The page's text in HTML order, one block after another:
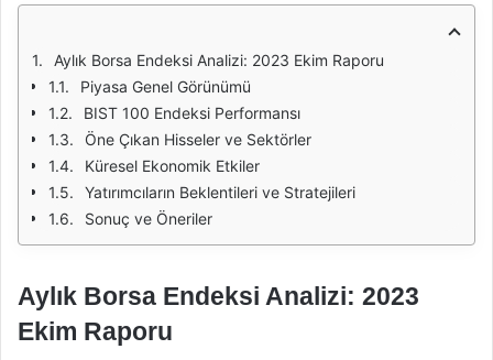
Aylık Borsa Endeksi Analizi: 2023 Ekim Raporu
Piyasa Genel Görünümü
BIST 100 Endeksi Performansı
Öne Çıkan Hisseler ve Sektörler
Küresel Ekonomik Etkiler
Yatırımcıların Beklentileri ve Stratejileri
Sonuç ve Öneriler
Aylık Borsa Endeksi Analizi: 2023
Ekim Raporu